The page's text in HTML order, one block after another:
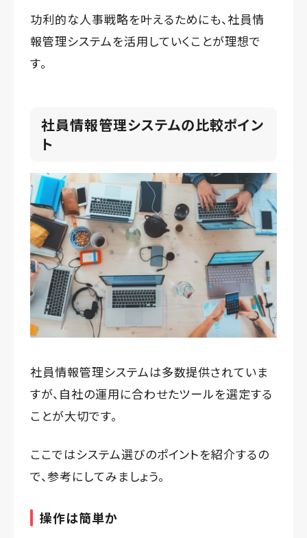
功利的な人事戦略を叶えるためにも、社員情
報管理システムを活用していくことが理想で
す。
社員情報管理システムの比較ポイン
ト
社員情報管理システムは多数提供されていま
すが、自社の運用に合わせたツールを選定する
ことが大切です。
ここではシステム選びのポイントを紹介するの
で、参考にしてみましょう。
操作は簡単か